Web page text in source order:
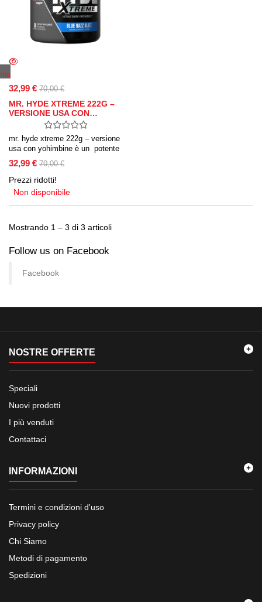
32,99 € 70,00 €
MR. HYDE XTREME 222G –
VERSIONE USA CON…
mr. hyde xtreme 222g – versione
usa con yohimbine è un potente
pre-workout pieno di ingredienti
per il pompaggio muscolare.
32,99 € 70,00 €
Prezzi ridotti!
Non disponibile
Mostrando 1 – 3 di 3 articoli
Follow us on Facebook
Facebook
NOSTRE OFFERTE
Speciali
Nuovi prodotti
I più venduti
Contattaci
INFORMAZIONI
Termini e condizioni d'uso
Privacy policy
Chi Siamo
Metodi di pagamento
Spedizioni